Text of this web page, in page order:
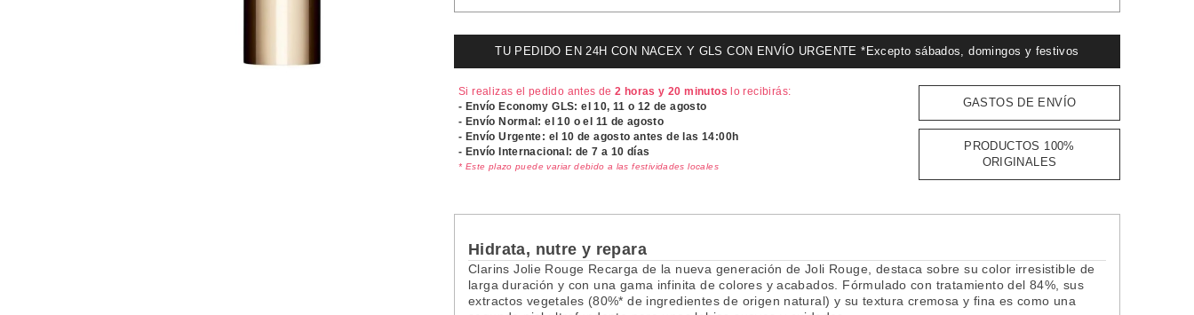
TU PEDIDO EN 24H CON NACEX Y GLS CON ENVÍO URGENTE *Excepto sábados, domingos y festivos
Si realizas el pedido antes de2 horas y 20 minutos lo recibirás:
- Envío Economy GLS: el10, 11 o 12 de agosto
- Envío Normal: el10 o el 11 de agosto
- Envío Urgente: el 10 de agosto antes de las 14:00h
- Envío Internacional: de 7 a 10 días
* Este plazo puede variar debido a las festividades locales
GASTOS DE ENVÍO
PRODUCTOS 100%
ORIGINALES
Hidrata, nutre y repara
Clarins Jolie Rouge Recarga de la nueva generación de Joli Rouge, destaca sobre su color irresistible de
larga duración y con una gama infinita de colores y acabados. Fórmulado con tratamiento del 84%, sus
extractos vegetales (80%* de ingredientes de origen natural) y su textura cremosa y fina es como una